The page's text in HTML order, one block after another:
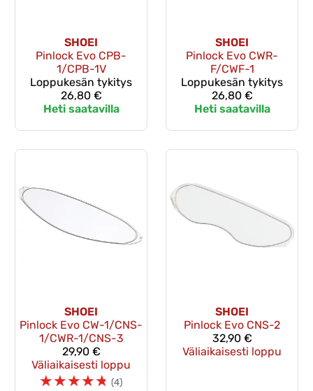
SHOEI
Pinlock Evo CPB-
1/CPB-1V
Loppukesän tykitys
26,80 €
Heti saatavilla
SHOEI
Pinlock Evo CWR-
F/CWF-1
Loppukesän tykitys
26,80 €
Heti saatavilla
SHOEI
Pinlock Evo CW-1/CNS-
1/CWR-1/CNS-3
29,90 €
Väliaikaisesti loppu
☆☆☆☆☆ (4)
SHOEI
Pinlock Evo CNS-2
32,90 €
Väliaikaisesti loppu